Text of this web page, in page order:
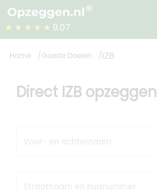
★★★★★ 9.07
Home Goede Doelen IZB
Direct IZB opzeggen
Voor- en achternaam
Straatnaam en huisnummer